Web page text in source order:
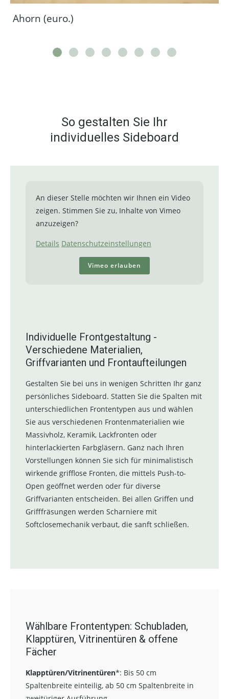
Ahorn (euro.)
So gestalten Sie Ihr
individuelles Sideboard
An dieser Stelle möchten wir Ihnen ein Video
zeigen. Stimmen Sie zu, Inhalte von Vimeo
anzuzeigen?
Details Datenschutzeinstellungen
Vimeo erlauben
Individuelle Frontgestaltung -
Verschiedene Materialien,
Griffvarianten und Frontaufteilungen
Gestalten Sie bei uns in wenigen Schritten Ihr ganz
persönliches Sideboard. Statten Sie die Spalten mit
unterschiedlichen Frontentypen aus und wählen
Sie aus verschiedenen Frontenmaterialien wie
Massivholz, Keramik, Lackfronten oder
hinterlackierten Farbgläsern. Ganz nach Ihren
Vorstellungen können Sie sich für minimalistisch
wirkende grifflose Fronten, die mittels Push-to-
Open geöffnet werden oder für diverse
Griffvarianten entscheiden. Bei allen Griffen und
Grifffräsungen werden Scharniere mit
Softclosemechanik verbaut, die sanft schließen.
Wählbare Frontentypen: Schubladen,
Klapptüren, Vitrinentüren & offene
Fächer
Klapptüren/Vitrinentüren*: Bis 50 cm
Spaltenbreite einteilig, ab 50 cm Spaltenbreite in